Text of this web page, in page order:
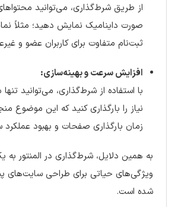
از طریق شرط‌گذاری، می‌توانید
صورت داینامیک نمایش دهید؛ مثلاً
ثبت‌نام متفاوت برای کاربران عضو و
افزایش سرعت و بهینه‌سازی:
با استفاده از شرط‌گذاری، می‌توانید
نیاز را بارگذاری کنید که این موضوع
زمان بارگذاری صفحات و بهبود
به همین دلایل، شرط‌گذاری در المنتور به
ویژگی‌های حیاتی برای طراحی سایت‌های
شده است.